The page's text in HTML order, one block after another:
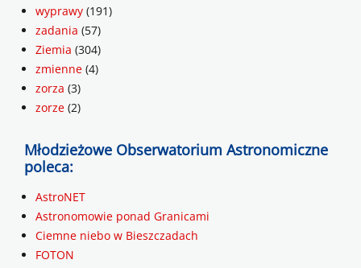
wyprawy (191)
zadania (57)
Ziemia (304)
zmienne (4)
zorza (3)
zorze (2)
Młodzieżowe Obserwatorium Astronomiczne
poleca:
AstroNET
Astronomowie ponad Granicami
Ciemne niebo w Bieszczadach
FOTON